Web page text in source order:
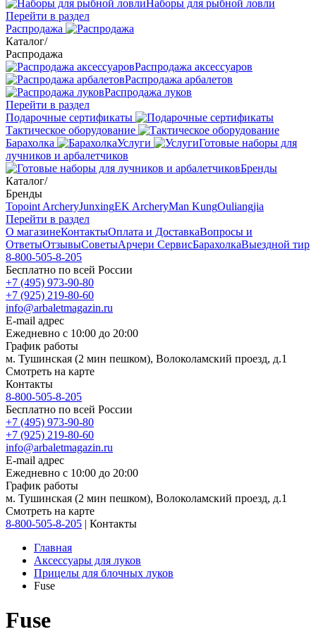
Наборы для рыбной ловли
Перейти в раздел
Распродажа
Каталог/
Распродажа
Распродажа аксессуаров
Распродажа арбалетов
Распродажа луков
Перейти в раздел
Подарочные сертификаты
Тактическое оборудование
Барахолка
Услуги
Готовые наборы для
лучников и арбалетчиков
Бренды
Каталог/
Бренды
Topoint ArcheryJunxingEK ArcheryMan KungOuliangjia
Перейти в раздел
О магазинеКонтактыОплата и ДоставкаВопросы и
ОтветыОтзывыСоветыАрчери СервисБарахолкаВыездной тир
8-800-505-8-205
Бесплатно по всей России
+7 (495) 973-90-80
+7 (925) 219-80-60
info@arbaletmagazin.ru
E-mail адрес
Ежедневно с 10:00 до 20:00
График работы
м. Тушинская (2 мин пешком), Волоколамский проезд, д.1
Смотреть на карте
Контакты
8-800-505-8-205
Бесплатно по всей России
+7 (495) 973-90-80
+7 (925) 219-80-60
info@arbaletmagazin.ru
E-mail адрес
Ежедневно с 10:00 до 20:00
График работы
м. Тушинская (2 мин пешком), Волоколамский проезд, д.1
Смотреть на карте
8-800-505-8-205 | Контакты
Главная
Аксессуары для луков
Прицелы для блочных луков
Fuse
Fuse